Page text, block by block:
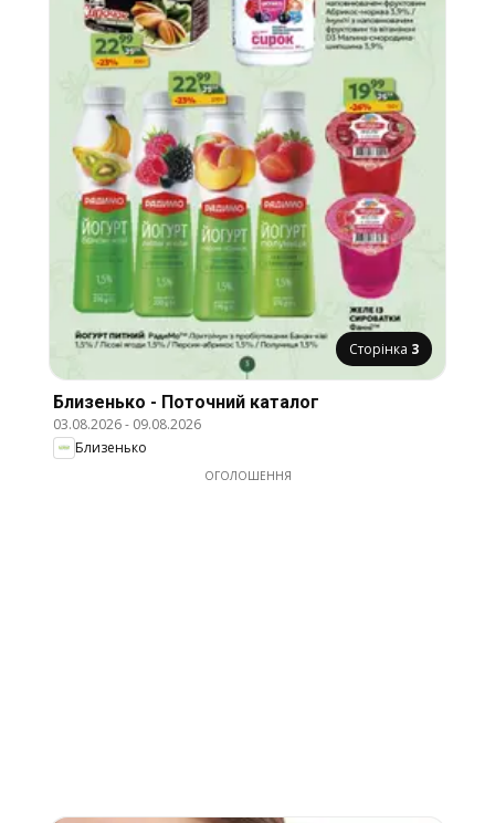
Сторінка 3
Близенько - Поточний каталог
03.08.2026- 09.08.2026
Близенько
ОГОЛОШЕННЯ